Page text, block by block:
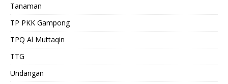
Tanaman
TP PKK Gampong
TPQ Al Muttaqin
TTG
Undangan